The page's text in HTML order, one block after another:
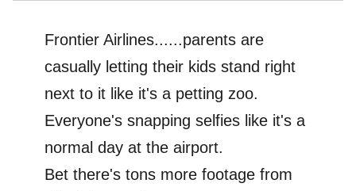
Frontier Airlines......parents are
casually letting their kids stand right
next to it like it's a petting zoo.
Everyone's snapping selfies like it's a
normal day at the airport.
Bet there's tons more footage from